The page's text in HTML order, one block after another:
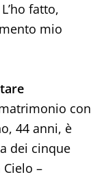
fatto,
mio
con
44 anni, è
dei cinque
–